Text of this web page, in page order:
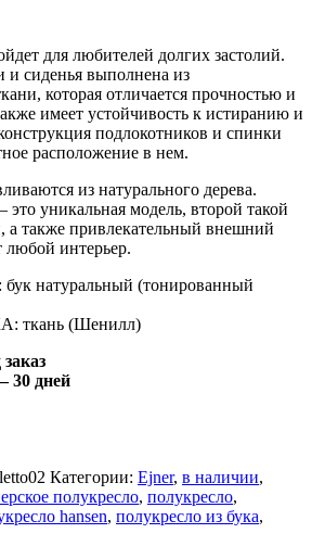
для любителей долгих застолий.
и сиденья выполнена из
которая отличается прочностью и
имеет устойчивость к истиранию и
подлокотников и спинки
расположение в нем.
из натурального дерева.
уникальная модель, второй такой
а также привлекательный внешний
любой интерьер.
натуральный (тонированный
(Шенилл)
30 дней
Категории: Ejner, в наличии,
полукресло, полукресло,
hansen, полукресло из бука,